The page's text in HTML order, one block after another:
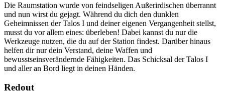
Die Raumstation wurde von feindseligen Außerirdischen überrannt
und nun wirst du gejagt. Während du dich den dunklen
Geheimnissen der Talos I und deiner eigenen Vergangenheit stellst,
musst du vor allem eines: überleben! Dabei kannst du nur die
Werkzeuge nutzen, die du auf der Station findest. Darüber hinaus
helfen dir nur dein Verstand, deine Waffen und
bewusstseinsverändernde Fähigkeiten. Das Schicksal der Talos I
und aller an Bord liegt in deinen Händen.
Redout